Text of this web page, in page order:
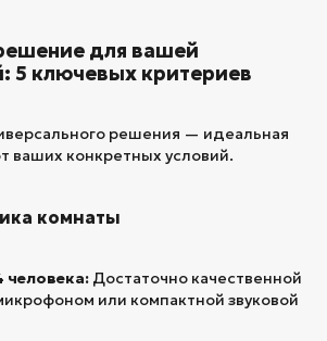
для вашей
5 ключевых критериев
решения — идеальная
ваших конкретных условий.
комнаты
человека: Достаточно качественной
или компактной звуковой